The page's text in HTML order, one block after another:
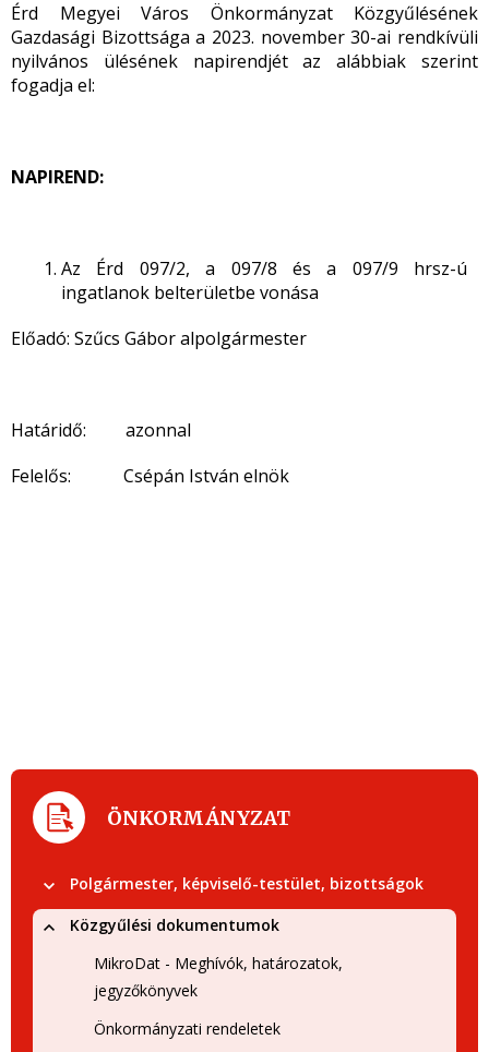
Érd Megyei Város Önkormányzat Közgyűlésének
Gazdasági Bizottsága a 2023. november 30-ai rendkívüli
nyilvános ülésének napirendjét az alábbiak szerint
fogadja el:
NAPIREND:
Az Érd 097/2, a 097/8 és a 097/9 hrsz-ú
ingatlanok belterületbe vonása
Előadó: Szűcs Gábor alpolgármester
Határidő: azonnal
Felelős: Csépán István elnök
ÖNKORMÁNYZAT
Polgármester, képviselő-testület, bizottságok
Közgyűlési dokumentumok
MikroDat - Meghívók, határozatok,
jegyzőkönyvek
Önkormányzati rendeletek